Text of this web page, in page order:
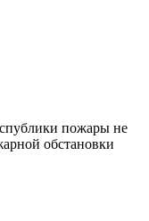
пожары не
обстановки